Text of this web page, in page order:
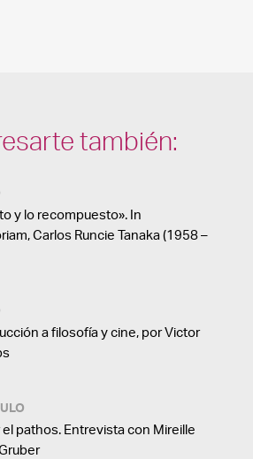
también:
y lo recompuesto». In
Carlos Runcie Tanaka (1958 –
a filosofía y cine, por Victor
el pathos. Entrevista con Mireille